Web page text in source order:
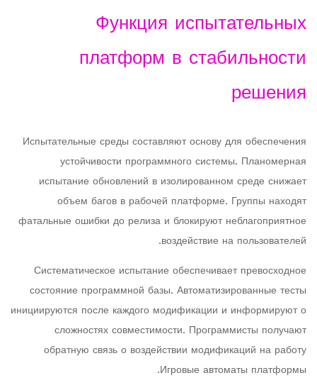
Функция испытательных
платформ в стабильности
решения
Испытательные среды составляют основу для обеспечения
устойчивости программного системы. Планомерная
испытание обновлений в изолированном среде снижает
объем багов в рабочей платформе. Группы находят
фатальные ошибки до релиза и блокируют неблагоприятное
воздействие на пользователей.
Систематическое испытание обеспечивает превосходное
состояние программной базы. Автоматизированные тесты
инициируются после каждого модификации и информируют о
сложностях совместимости. Программисты получают
обратную связь о воздействии модификаций на работу
Игровые автоматы платформы.